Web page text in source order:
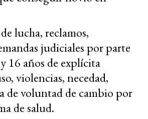
lucha, reclamos,
judiciales por parte
16 años de explícita
violencias, necedad,
de voluntad de cambio por
de salud.